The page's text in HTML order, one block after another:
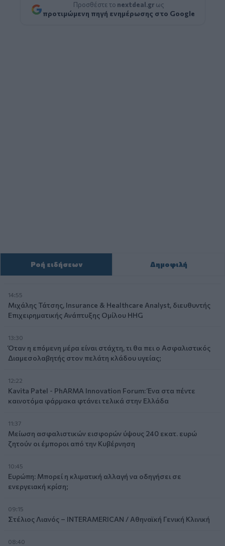
Προσθέστε το nextdeal.gr ως
προτιμώμενη πηγή ενημέρωσης στο Google
Ροή ειδήσεων Δημοφιλή
14:55
Μιχάλης Τάτσης, Insurance & Healthcare Analyst, διευθυντής
Επιχειρηματικής Ανάπτυξης Ομίλου HHG
13:30
Όταν η επόμενη μέρα είναι στάχτη, τι θα πει ο Ασφαλιστικός
Διαμεσολαβητής στον πελάτη κλάδου υγείας;
12:22
Kavita Patel - PhARMA Innovation Forum: Ένα στα πέντε
καινοτόμα φάρμακα φτάνει τελικά στην Ελλάδα
11:37
Μείωση ασφαλιστικών εισφορών ύψους 240 εκατ. ευρώ
ζητούν οι έμποροι από την Κυβέρνηση
10:45
Ευρώπη: Μπορεί η κλιματική αλλαγή να οδηγήσει σε
ενεργειακή κρίση;
09:15
Στέλιος Λιανός – INTERAMERICAN / Αθηναϊκή Γενική Κλινική
08:40